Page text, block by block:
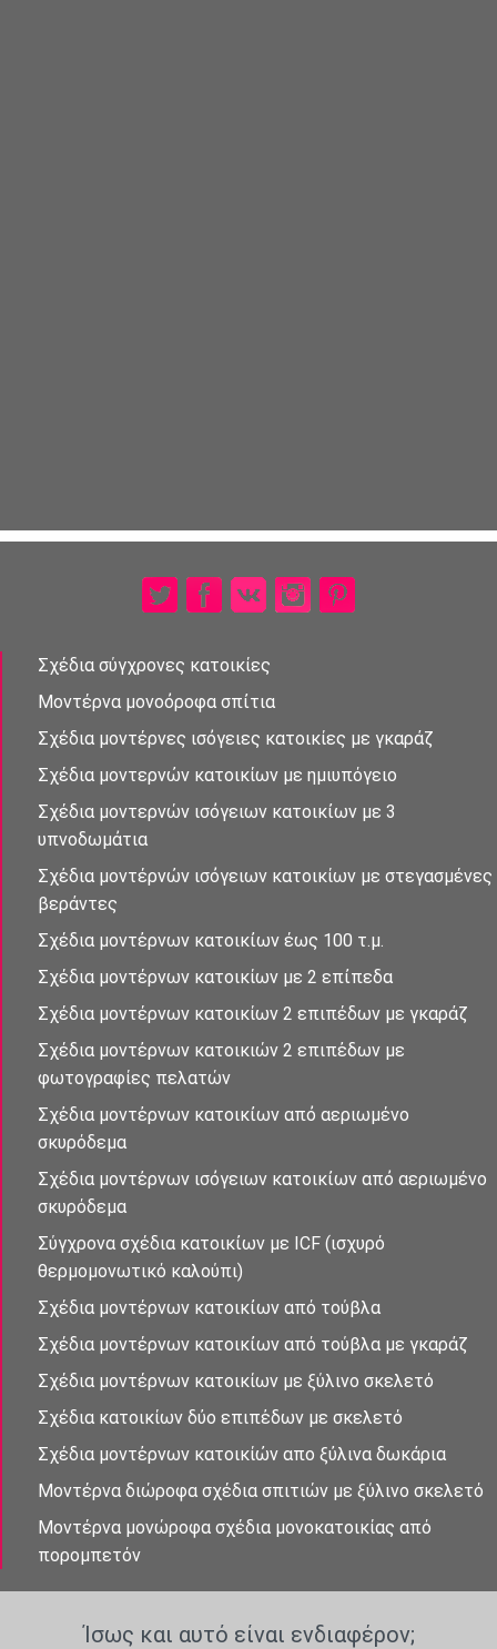
Σχέδια σύγχρονες κατοικίες
Μοντέρνα μονοὀροφα σπἰτια
Σχέδια μοντέρνες ισὀγειες κατοικίες με γκαράζ
Σχέδια μοντερνὠν κατοικίων με ημιυπόγειο
Σχέδια μοντερνών ισὀγειων κατοικἰων με 3
υπνοδωμἀτια
Σχἐδια μοντέρνὠν ισὀγειων κατοικίων με στεγασμένες
βεράντες
Σχέδια μοντἐρνων κατοικἰων έως 100 τ.μ.
Σχέδια μοντέρνων κατοικίων με 2 επἰπεδα
Σχέδια μοντέρνων κατοικίων 2 επιπέδων με γκαράζ
Σχέδια μοντἐρνων κατοικιών 2 επιπἐδων με
φωτογραφίες πελατών
Σχἐδια μοντἐρνων κατοικἰων απὀ αεριωμένο
σκυρόδεμα
Σχἐδια μοντἐρνων ισὀγειων κατοικἰων απὀ αεριωμένο
σκυρόδεμα
Σύγχρονα σχέδια κατοικἰων με ICF (ισχυρό
θερμομονωτικό καλούπι)
Σχέδια μοντέρνων κατοικἰων από τούβλα
Σχέδια μοντέρνων κατοικἰων από τούβλα με γκαράζ
Σχέδια μοντέρνων κατοικίων με ξύλινο σκελετό
Σχέδια κατοικίων δὐο επιπἐδων με σκελετό
Σχέδια μοντἐρνων κατοικίὠν απο ξὐλινα δωκάρια
Μοντέρνα διώροφα σχέδια σπιτιών με ξύλινο σκελετό
Μοντέρνα μονώροφα σχέδια μονοκατοικίας από
πορομπετόν
Ίσως και αυτό είναι ενδιαφέρον;